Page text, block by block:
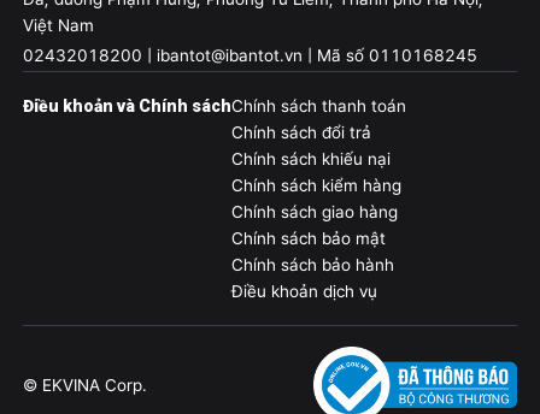
Việt Nam
02432018200 | ibantot@ibantot.vn | Mã số 0110168245
Điều khoản và Chính sáchChính sách thanh toán
Chính sách đổi trả
Chính sách khiếu nại
Chính sách kiểm hàng
Chính sách giao hàng
Chính sách bảo mật
Chính sách bảo hành
Điều khoản dịch vụ
© EKVINA Corp.